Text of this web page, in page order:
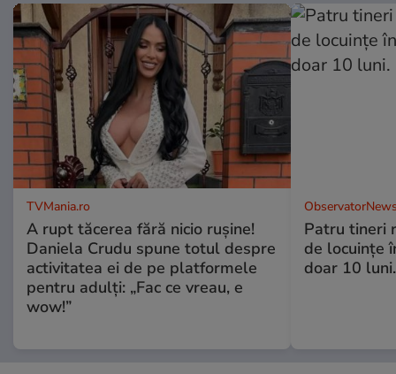
TVMania.ro
A rupt tăcerea fără nicio rușine!
Daniela Crudu spune totul despre
activitatea ei de pe platformele
pentru adulți: „Fac ce vreau, e
wow!”
Patru tineri
de locuinţe
doar 10